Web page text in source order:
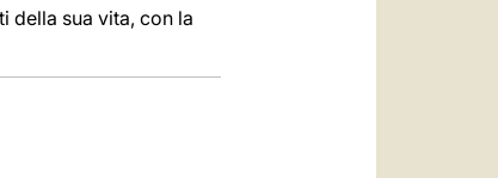
della sua vita, con la